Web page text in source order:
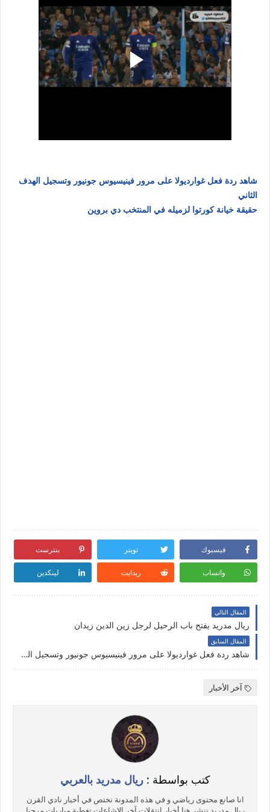
شاهد ردة فعل غوارديولا على مرور فينيسيوس جونيور وتسجيل الهدف
الثاني
حقيقة خيانة كورتوا لزميله في المنتخب دي بروين
فيسبوك تويتر بنترست
واتساب ريدايت لينكدين
المقال التالي
ريال مدريد يفتح باب الرحيل لرجل زين الدين زيدان
المقال السابق
شاهد ردة فعل غوارديولا على مرور فينيسيوس جونيور وتسجيل الهدف الثاني
آخر الأخبار
كتب بواسطة :ريال مدريد بالعربي
انا صانع محتوى رياضي و في هذه المدونة نختص في أخبار نادي القرن